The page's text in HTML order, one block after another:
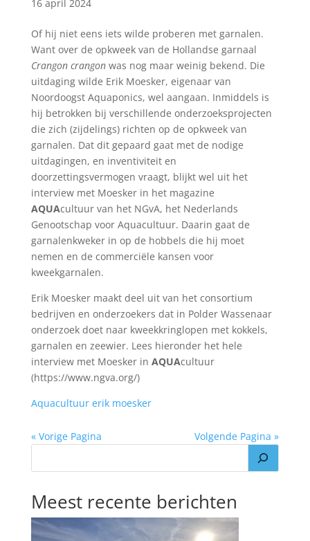
16 april 2024
Of hij niet eens iets wilde proberen met garnalen.
Want over de opkweek van de Hollandse garnaal
Crangon crangon was nog maar weinig bekend. Die
uitdaging wilde Erik Moesker, eigenaar van
Noordoogst Aquaponics, wel aangaan. Inmiddels is
hij betrokken bij verschillende onderzoeksprojecten
die zich (zijdelings) richten op de opkweek van
garnalen. Dat dit gepaard gaat met de nodige
uitdagingen, en inventiviteit en
doorzettingsvermogen vraagt, blijkt wel uit het
interview met Moesker in het magazine
AQUAcultuur van het NGvA, het Nederlands
Genootschap voor Aquacultuur. Daarin gaat de
garnalenkweker in op de hobbels die hij moet
nemen en de commerciële kansen voor
kweekgarnalen.
Erik Moesker maakt deel uit van het consortium
bedrijven en onderzoekers dat in Polder Wassenaar
onderzoek doet naar kweekkringlopen met kokkels,
garnalen en zeewier. Lees hieronder het hele
interview met Moesker in AQUAcultuur
(https://www.ngva.org/)
Aquacultuur erik moesker
« Vorige Pagina Volgende Pagina »
Meest recente berichten